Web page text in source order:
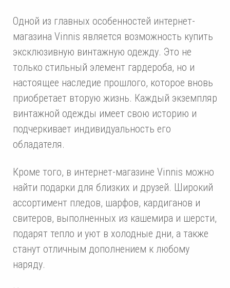
Одной из главных особенностей интернет-
магазина Vinnis является возможность купить
эксклюзивную винтажную одежду. Это не
только стильный элемент гардероба, но и
настоящее наследие прошлого, которое вновь
приобретает вторую жизнь. Каждый экземпляр
винтажной одежды имеет свою историю и
подчеркивает индивидуальность его
обладателя.
Кроме того, в интернет-магазине Vinnis можно
найти подарки для близких и друзей. Широкий
ассортимент пледов, шарфов, кардиганов и
свитеров, выполненных из кашемира и шерсти,
подарят тепло и уют в холодные дни, а также
станут отличным дополнением к любому
наряду.